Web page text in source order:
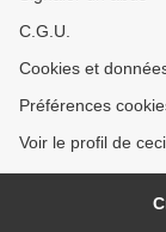
C.G.U.
Cookies et
Préférences
Voir le profil de